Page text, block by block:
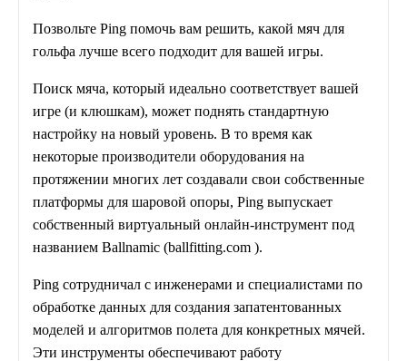
Позвольте Ping помочь вам решить, какой мяч для
гольфа лучше всего подходит для вашей игры.
Поиск мяча, который идеально соответствует вашей
игре (и клюшкам), может поднять стандартную
настройку на новый уровень. В то время как
некоторые производители оборудования на
протяжении многих лет создавали свои собственные
платформы для шаровой опоры, Ping выпускает
собственный виртуальный онлайн-инструмент под
названием Ballnamic (ballfitting.com ).
Ping сотрудничал с инженерами и специалистами по
обработке данных для создания запатентованных
моделей и алгоритмов полета для конкретных мячей.
Эти инструменты обеспечивают работу